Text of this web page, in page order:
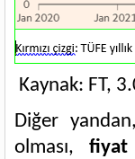
Kaynak: FT,
Diğer
olması, fiyat